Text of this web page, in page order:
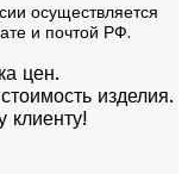
осуществляется
и почтой РФ.
цен.
изделия.